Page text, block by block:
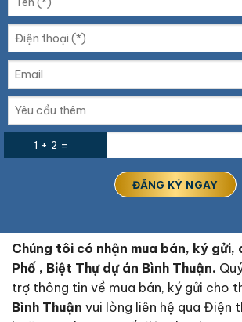
1 + 2 =
Chúng tôi có nhận mua bán, ký gửi,
Phố , Biệt Thự dự án Bình Thuận.
trợ thông tin về mua bán, ký gửi cho
Bình Thuận vui lòng liên hệ qua Điện